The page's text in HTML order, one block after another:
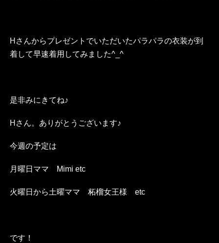
Hさんからプレゼントでいただいたパラパラの衣装が到
着して早速着用してみました^_^
是非みにきてね♪
Hさん。ありがとうございます♪
今週の予定は
月曜日ママ Mimi etc
火曜日から土曜ママ 柘榴女王様 etc
です！